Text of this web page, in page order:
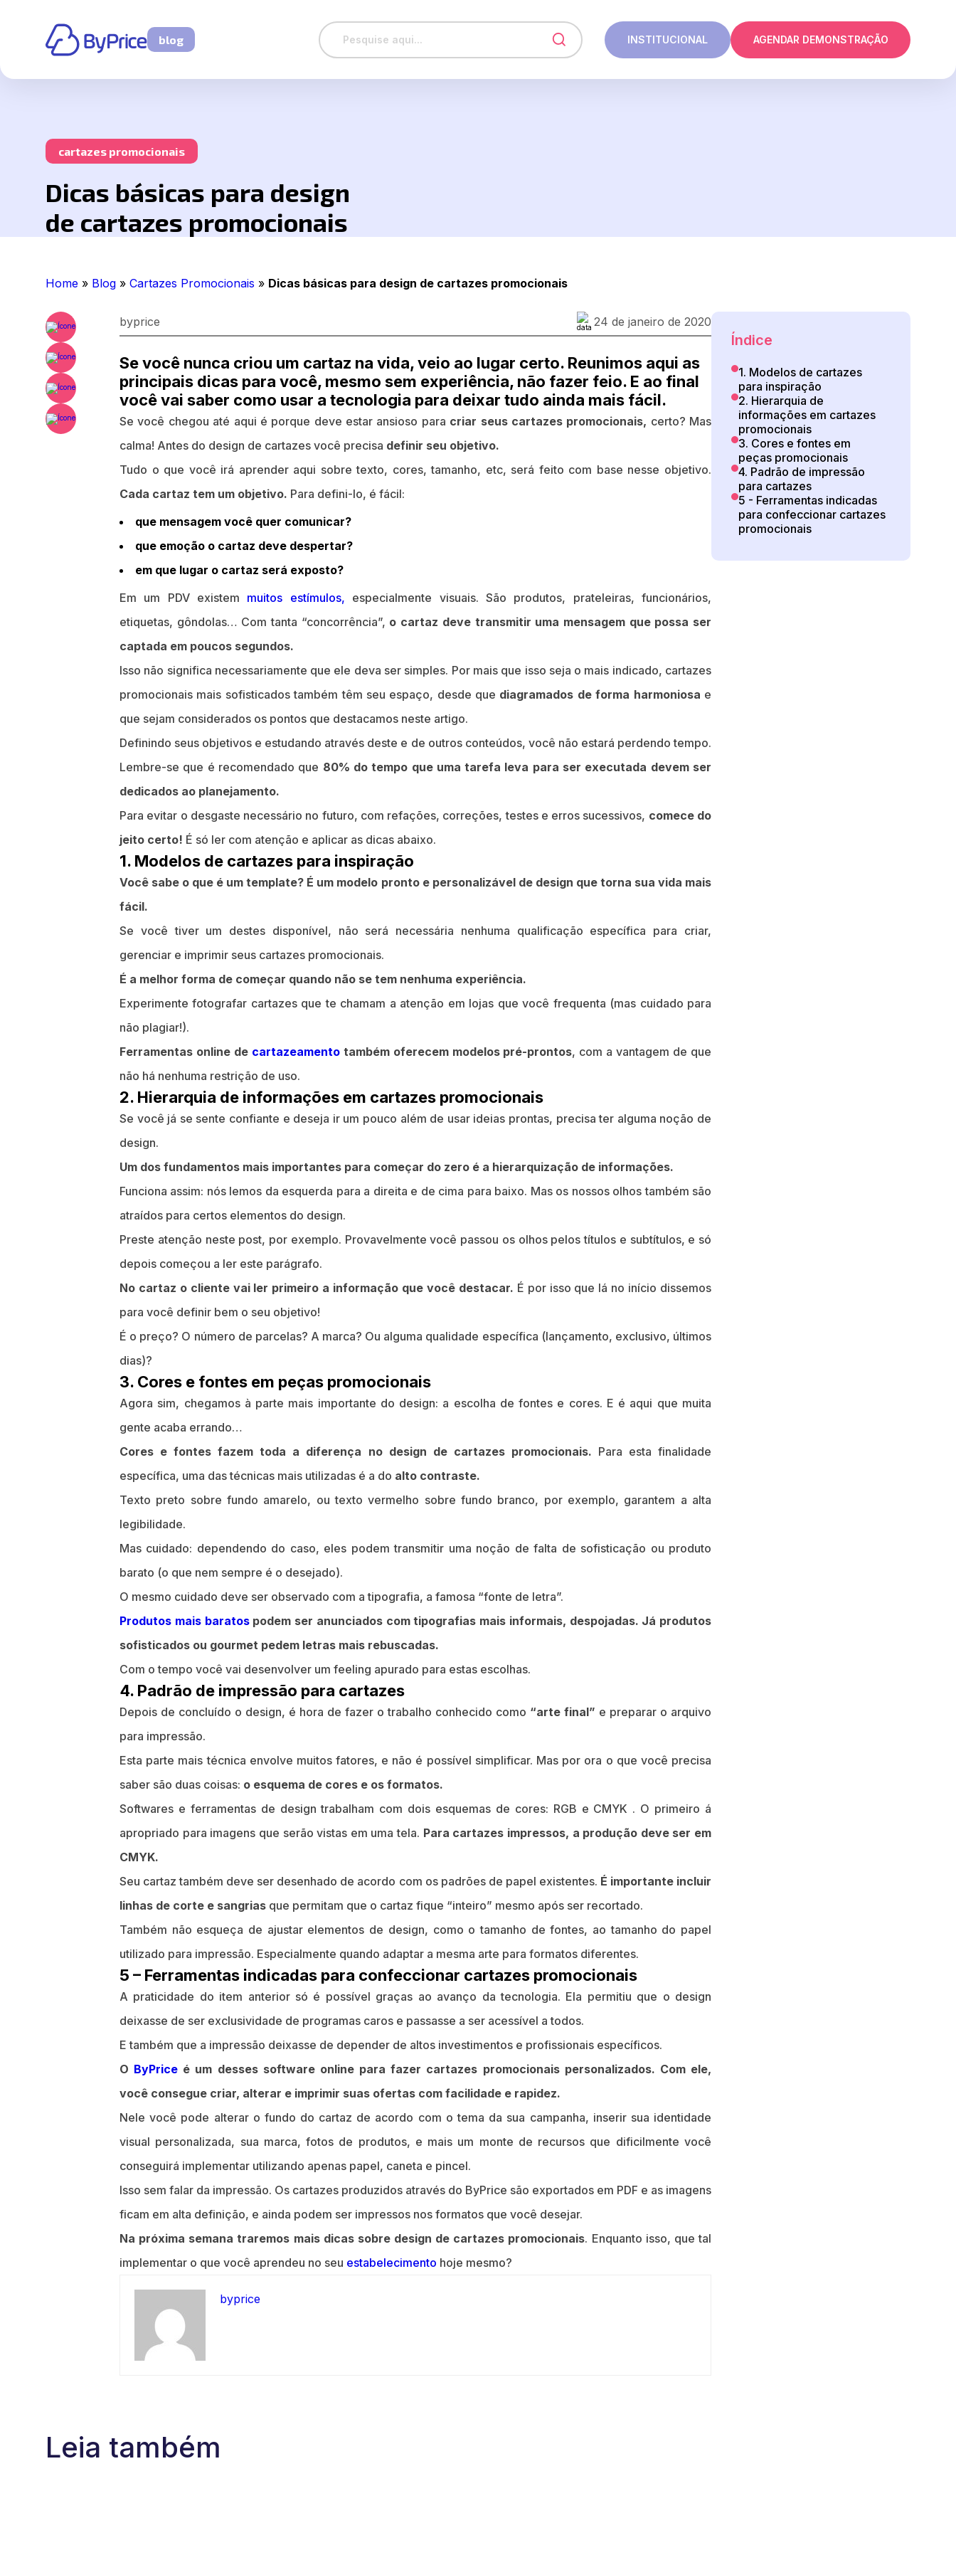
blog INSTITUCIONAL AGENDAR DEMONSTRAÇÃO
cartazes promocionais
Dicas básicas para design
de cartazes promocionais
Home » Blog » Cartazes Promocionais » Dicas básicas para design de cartazes promocionais
byprice 24 de janeiro de 2020
Se você nunca criou um cartaz na vida, veio ao lugar certo. Reunimos aqui as
principais dicas para você, mesmo sem experiência, não fazer feio. E ao final
você vai saber como usar a tecnologia para deixar tudo ainda mais fácil.
Se você chegou até aqui é porque deve estar ansioso para criar seus cartazes promocionais, certo? Mas
calma! Antes do design de cartazes você precisa definir seu objetivo.
Tudo o que você irá aprender aqui sobre texto, cores, tamanho, etc, será feito com base nesse objetivo.
Cada cartaz tem um objetivo. Para defini-lo, é fácil:
que mensagem você quer comunicar?
que emoção o cartaz deve despertar?
em que lugar o cartaz será exposto?
Em um PDV existem muitos estímulos, especialmente visuais. São produtos, prateleiras, funcionários,
etiquetas, gôndolas… Com tanta “concorrência”, o cartaz deve transmitir uma mensagem que possa ser
captada em poucos segundos.
Isso não significa necessariamente que ele deva ser simples. Por mais que isso seja o mais indicado, cartazes
promocionais mais sofisticados também têm seu espaço, desde que diagramados de forma harmoniosa e
que sejam considerados os pontos que destacamos neste artigo.
Definindo seus objetivos e estudando através deste e de outros conteúdos, você não estará perdendo tempo.
Lembre-se que é recomendado que 80% do tempo que uma tarefa leva para ser executada devem ser
dedicados ao planejamento.
Para evitar o desgaste necessário no futuro, com refações, correções, testes e erros sucessivos, comece do
jeito certo! É só ler com atenção e aplicar as dicas abaixo.
1. Modelos de cartazes para inspiração
Você sabe o que é um template? É um modelo pronto e personalizável de design que torna sua vida mais
fácil.
Se você tiver um destes disponível, não será necessária nenhuma qualificação específica para criar,
gerenciar e imprimir seus cartazes promocionais.
É a melhor forma de começar quando não se tem nenhuma experiência.
Experimente fotografar cartazes que te chamam a atenção em lojas que você frequenta (mas cuidado para
não plagiar!).
Ferramentas online de cartazeamentotambém oferecem modelos pré-prontos, com a vantagem de que
não há nenhuma restrição de uso.
2. Hierarquia de informações em cartazes promocionais
Se você já se sente confiante e deseja ir um pouco além de usar ideias prontas, precisa ter alguma noção de
design.
Um dos fundamentos mais importantes para começar do zero é a hierarquização de informações.
Funciona assim: nós lemos da esquerda para a direita e de cima para baixo. Mas os nossos olhos também são
atraídos para certos elementos do design.
Preste atenção neste post, por exemplo. Provavelmente você passou os olhos pelos títulos e subtítulos, e só
depois começou a ler este parágrafo.
No cartaz o cliente vai ler primeiro a informação que você destacar. É por isso que lá no início dissemos
para você definir bem o seu objetivo!
É o preço? O número de parcelas? A marca? Ou alguma qualidade específica (lançamento, exclusivo, últimos
dias)?
3. Cores e fontes em peças promocionais
Agora sim, chegamos à parte mais importante do design: a escolha de fontes e cores. E é aqui que muita
gente acaba errando…
Cores e fontes fazem toda a diferença no design de cartazes promocionais. Para esta finalidade
específica, uma das técnicas mais utilizadas é a do alto contraste.
Texto preto sobre fundo amarelo, ou texto vermelho sobre fundo branco, por exemplo, garantem a alta
legibilidade.
Mas cuidado: dependendo do caso, eles podem transmitir uma noção de falta de sofisticação ou produto
barato (o que nem sempre é o desejado).
O mesmo cuidado deve ser observado com a tipografia, a famosa “fonte de letra”.
Produtos mais baratospodem ser anunciados com tipografias mais informais, despojadas. Já produtos
sofisticados ou gourmet pedem letras mais rebuscadas.
Com o tempo você vai desenvolver um feeling apurado para estas escolhas.
4. Padrão de impressão para cartazes
Depois de concluído o design, é hora de fazer o trabalho conhecido como “arte final” e preparar o arquivo
para impressão.
Esta parte mais técnica envolve muitos fatores, e não é possível simplificar. Mas por ora o que você precisa
saber são duas coisas: o esquema de cores e os formatos.
Softwares e ferramentas de design trabalham com dois esquemas de cores: RGB e CMYK . O primeiro á
apropriado para imagens que serão vistas em uma tela. Para cartazes impressos, a produção deve ser em
CMYK.
Seu cartaz também deve ser desenhado de acordo com os padrões de papel existentes. É importante incluir
linhas de corte e sangrias que permitam que o cartaz fique “inteiro” mesmo após ser recortado.
Também não esqueça de ajustar elementos de design, como o tamanho de fontes, ao tamanho do papel
utilizado para impressão. Especialmente quando adaptar a mesma arte para formatos diferentes.
5 – Ferramentas indicadas para confeccionar cartazes promocionais
A praticidade do item anterior só é possível graças ao avanço da tecnologia. Ela permitiu que o design
deixasse de ser exclusividade de programas caros e passasse a ser acessível a todos.
E também que a impressão deixasse de depender de altos investimentos e profissionais específicos.
O ByPrice é um desses software online para fazer cartazes promocionais personalizados. Com ele,
você consegue criar, alterar e imprimir suas ofertas com facilidade e rapidez.
Nele você pode alterar o fundo do cartaz de acordo com o tema da sua campanha, inserir sua identidade
visual personalizada, sua marca, fotos de produtos, e mais um monte de recursos que dificilmente você
conseguirá implementar utilizando apenas papel, caneta e pincel.
Isso sem falar da impressão. Os cartazes produzidos através do ByPrice são exportados em PDF e as imagens
ficam em alta definição, e ainda podem ser impressos nos formatos que você desejar.
Na próxima semana traremos mais dicas sobre design de cartazes promocionais. Enquanto isso, que tal
implementar o que você aprendeu no seu estabelecimento hoje mesmo?
byprice
Índice
1. Modelos de cartazes
para inspiração
2. Hierarquia de
informações em cartazes
promocionais
3. Cores e fontes em
peças promocionais
4. Padrão de impressão
para cartazes
5 - Ferramentas indicadas
para confeccionar cartazes
promocionais
Leia também